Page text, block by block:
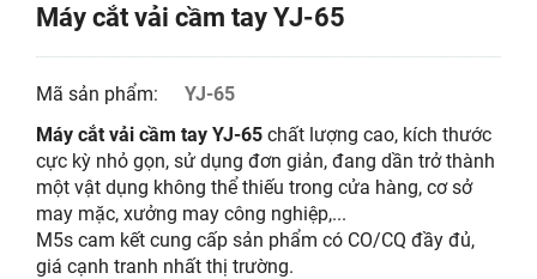
Máy cắt vải cầm tay YJ-65
Mã sản phẩm:
YJ-65
Máy cắt vải cầm tay YJ-65 chất lượng cao, kích thước
cực kỳ nhỏ gọn, sử dụng đơn giản, đang dần trở thành
một vật dụng không thể thiếu trong cửa hàng, cơ sở
may mặc, xưởng may công nghiệp,...
M5s cam kết cung cấp sản phẩm có CO/CQ đầy đủ,
giá cạnh tranh nhất thị trường.